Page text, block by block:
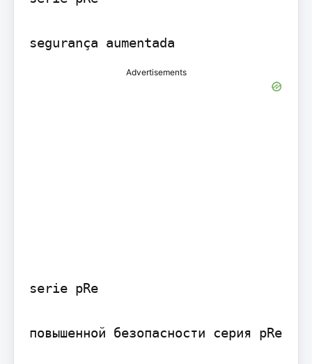
segurança aumentada
Advertisements
serie pRe
повышенной безопасности серия pRe